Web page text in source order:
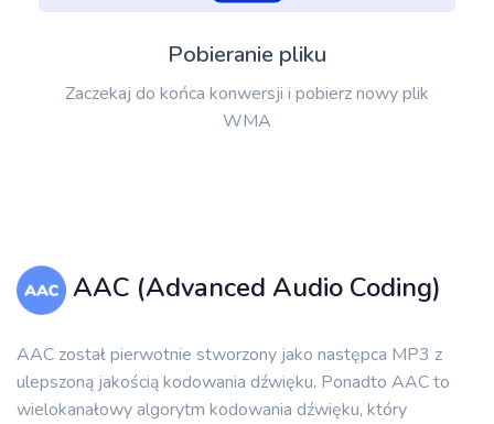
Pobieranie pliku
Zaczekaj do końca konwersji i pobierz nowy plik
WMA
AAC (Advanced Audio Coding)
AAC został pierwotnie stworzony jako następca MP3 z
ulepszoną jakością kodowania dźwięku. Ponadto AAC to
wielokanałowy algorytm kodowania dźwięku, który